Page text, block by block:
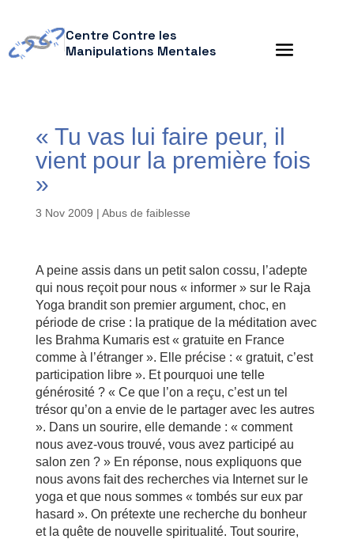
Centre Contre les
Manipulations Mentales
« Tu vas lui faire peur, il
vient pour la première fois
»
3 Nov 2009 | Abus de faiblesse
A peine assis dans un petit salon cossu, l’adepte
qui nous reçoit pour nous « informer » sur le Raja
Yoga brandit son premier argument, choc, en
période de crise : la pratique de la méditation avec
les Brahma Kumaris est « gratuite en France
comme à l’étranger ». Elle précise : « gratuit, c’est
participation libre ». Et pourquoi une telle
générosité ? « Ce que l’on a reçu, c’est un tel
trésor qu’on a envie de le partager avec les autres
». Dans un sourire, elle demande : « comment
nous avez-vous trouvé, vous avez participé au
salon zen ? » En réponse, nous expliquons que
nous avons fait des recherches via Internet sur le
yoga et que nous sommes « tombés sur eux par
hasard ». On prétexte une recherche du bonheur
et la quête de nouvelle spiritualité. Tout sourire,